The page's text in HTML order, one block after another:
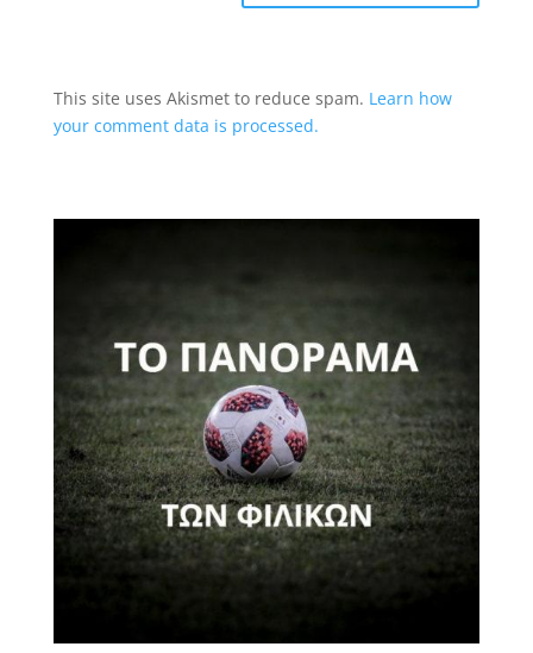
This site uses Akismet to reduce spam. Learn how
your comment data is processed.